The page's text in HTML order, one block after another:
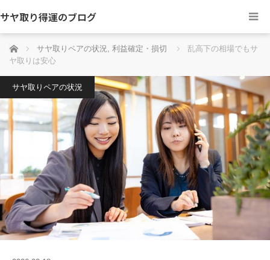
サヤ取り得運のブログ
ホーム サヤ取りペアの状況, 利益確定・損切
乱高下の相場でもサ
ヤ取りは安心
サヤ取りペアの状況